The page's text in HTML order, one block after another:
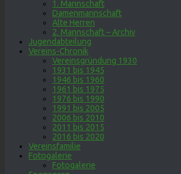
1. Mannschaft
Damenmannschaft
Alte Herren
2. Mannschaft – Archiv
Jugendabteilung
Vereins-Chronik
Vereinsgründung 1930
1931 bis 1945
1946 bis 1960
1961 bis 1975
1976 bis 1990
1991 bis 2005
2006 bis 2010
2011 bis 2015
2016 bis 2020
Vereinsfamilie
Fotogalerie
Fotogalerie